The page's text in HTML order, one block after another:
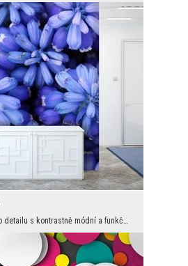
Spojení květinového detailu s kontrastně módní a funkční dekorací se musí jednoznačně líbit i těm...